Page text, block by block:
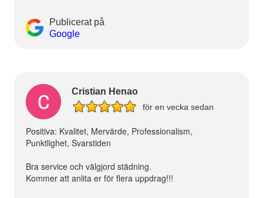
Publicerat på
Google
Cristian Henao
för en vecka sedan
Positiva: Kvalitet, Mervärde, Professionalism,
Punktlighet, Svarstiden
Bra service och välgjord städning.
Kommer att anlita er för flera uppdrag!!!